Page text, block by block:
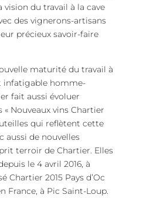
du travail à la cave
des vignerons-artisans
précieux savoir-faire
maturité du travail à
infatigable homme-
fait aussi évoluer
« Nouveaux vins Chartier
qui reflètent cette
de nouvelles
terroir de Chartier. Elles
le 4 avril 2016, à
Chartier 2015 Pays d’Oc
France, à Pic Saint-Loup.